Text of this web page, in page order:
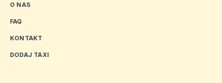
O NAS
FAQ
KONTAKT
DODAJ TAXI